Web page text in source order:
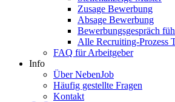
Zusage Bewerbung
Absage Bewerbung
Bewerbungsgespräch
Alle Recruiting-Prozess
FAQ für Arbeitgeber
Info
Über NebenJob
Häufig gestellte Fragen
Kontakt